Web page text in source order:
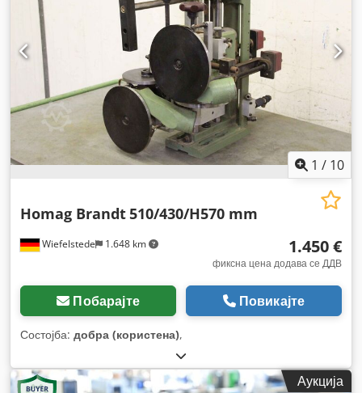
1 / 10
Wiefelstede 1.648 km
Homag Brandt510/430/H570 mm
1.450 €
фиксна цена додава се ДДВ
Побарајте Повикајте
Состојба: добра (користена),
Аукција